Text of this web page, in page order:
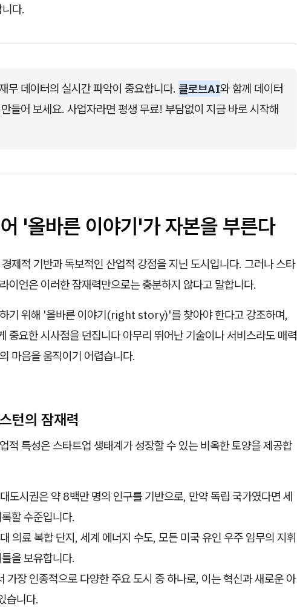
다.
무 데이터의 실시간 파악이 중요합니다. 클로브AI와 함께 데이터
들어 보세요. 사업자라면 평생 무료! 부담없이 지금 바로 시작해
'올바른 이야기'가 자본을 부른다
제적 기반과 독보적인 산업적 강점을 지닌 도시입니다. 그러나 스타
이언은 이러한 잠재력만으로는 충분하지 않다고 말합니다.
기 위해 '올바른 이야기(right story)'를 찾아야 한다고 강조하며,
중요한 시사점을 던집니다 아무리 뛰어난 기술이나 서비스라도 매력
마음을 움직이기 어렵습니다.
턴의 잠재력
적 특성은 스타트업 생태계가 성장할 수 있는 비옥한 토양을 제공합
도시권은 약 8백만 명의 인구를 기반으로, 만약 독립 국가였다면 세
할 수준입니다.
의료 복합 단지, 세계 에너지 수도, 모든 미국 유인 우주 임무의 지휘
을 보유합니다.
가장 인종적으로 다양한 주요 도시 중 하나로, 이는 혁신과 새로운 아
습니다.